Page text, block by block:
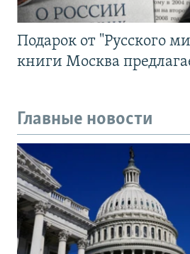
Подарок от "Русского
книги Москва
Главные новости